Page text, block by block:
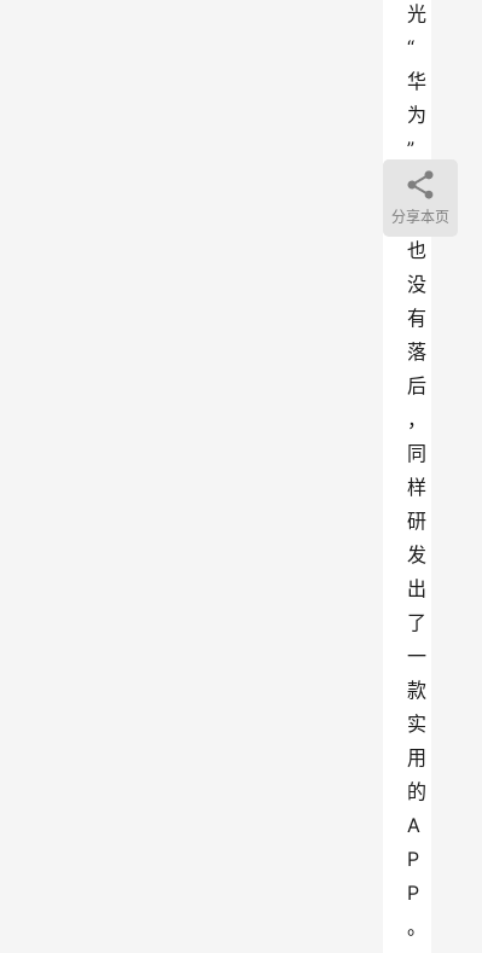
光
“
华
为
”
当
然
也
没
有
落
后
，
同
样
研
发
出
了
一
款
实
用
的
A
P
P
。
分享本页